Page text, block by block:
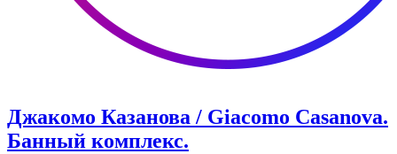
Джакомо Казанова / Giacomo Casanova.
Банный комплекс.